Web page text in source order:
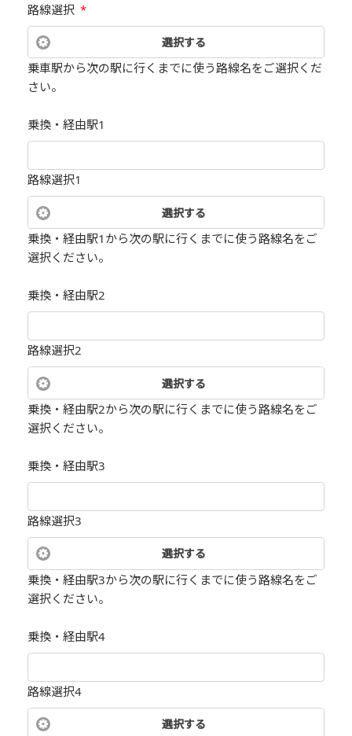
路線選択 *
選択する
乗車駅から次の駅に行くまでに使う路線名をご選択くだ
さい。
乗換・経由駅1
路線選択1
選択する
乗換・経由駅1から次の駅に行くまでに使う路線名をご
選択ください。
乗換・経由駅2
路線選択2
選択する
乗換・経由駅2から次の駅に行くまでに使う路線名をご
選択ください。
乗換・経由駅3
路線選択3
選択する
乗換・経由駅3から次の駅に行くまでに使う路線名をご
選択ください。
乗換・経由駅4
路線選択4
選択する